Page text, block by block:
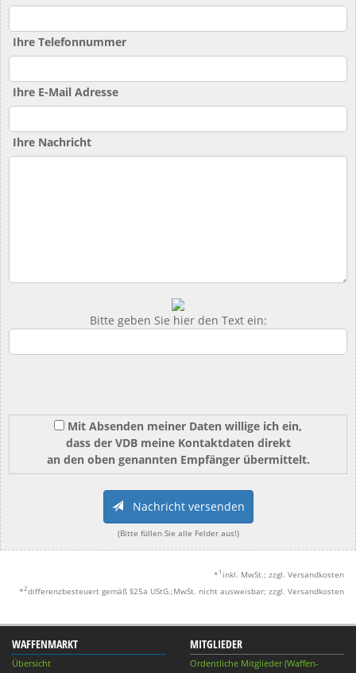
Ihre Telefonnummer
Ihre E-Mail Adresse
Ihre Nachricht
Bitte geben Sie hier den Text ein:
Mit Absenden meiner Daten willige ich ein,
dass der VDB meine Kontaktdaten direkt
an den oben genannten Empfänger übermittelt.
Nachricht versenden
(Bitte füllen Sie alle Felder aus!)
* 1 inkl. MwSt.; zzgl. Versandkosten
*2differenzbesteuert gemäß §25a UStG.;MwSt. nicht ausweisbar; zzgl. Versandkosten
WAFFENMARKT
Übersicht
MITGLIEDER
Ordentliche Mitglieder (Waffen-